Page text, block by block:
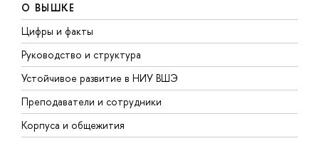
О ВЫШКЕ
Цифры и факты
Руководство и структура
Устойчивое развитие в НИУ ВШЭ
Преподаватели и сотрудники
Корпуса и общежития